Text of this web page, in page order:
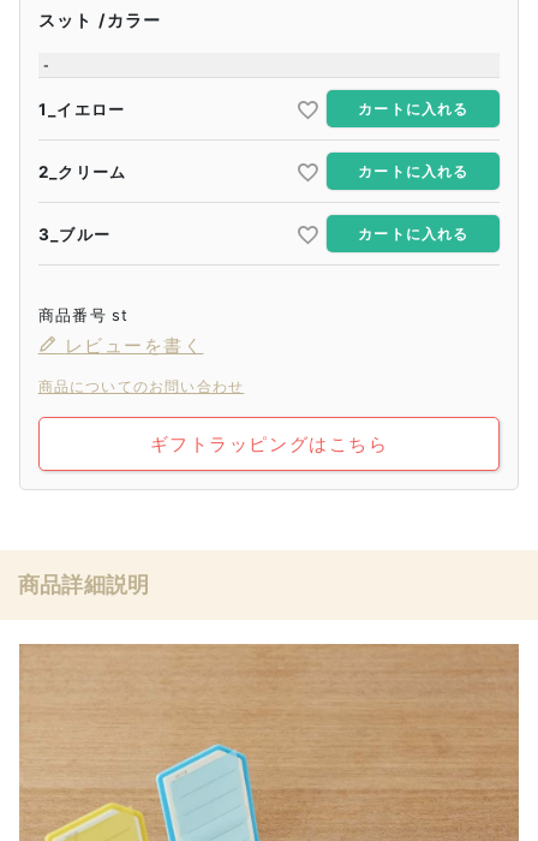
スット カラー
-
1_イエロー カートに入れる
2_クリーム カートに入れる
3_ブルー カートに入れる
商品番号 st
レビューを書く
商品についてのお問い合わせ
ギフトラッピングはこちら
商品詳細説明